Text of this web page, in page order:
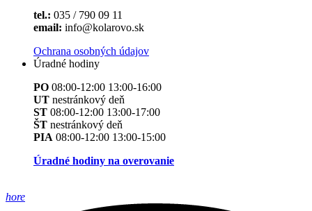
tel.: 035 / 790 09 11
email: info@kolarovo.sk
Ochrana osobných údajov
Úradné hodiny
PO 08:00-12:00 13:00-16:00
UT nestránkový deň
ST 08:00-12:00 13:00-17:00
ŠT nestránkový deň
PIA 08:00-12:00 13:00-15:00
Úradné hodiny na overovanie
hore